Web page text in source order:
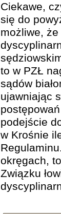
Ciekawe,
się do
możliwe,
to w PZŁ
sądów
ujawniając
podejście
w Krośnie
okręgach,
Związku